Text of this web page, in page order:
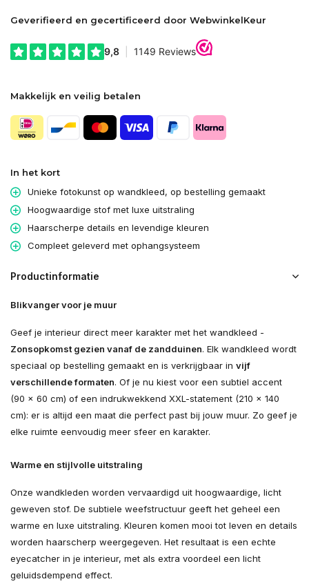
Geverifieerd en gecertificeerd door WebwinkelKeur
Makkelijk en veilig betalen
In het kort
Unieke fotokunst op wandkleed, op bestelling gemaakt
Hoogwaardige stof met luxe uitstraling
Haarscherpe details en levendige kleuren
Compleet geleverd met ophangsysteem
Productinformatie
Blikvanger voor je muur
Geef je interieur direct meer karakter met het wandkleed -
Zonsopkomst gezien vanaf de zandduinen. Elk wandkleed wordt
speciaal op bestelling gemaakt en is verkrijgbaar in vijf
verschillende formaten. Of je nu kiest voor een subtiel accent
(90 × 60 cm) of een indrukwekkend XXL-statement (210 × 140
cm): er is altijd een maat die perfect past bij jouw muur. Zo geef je
elke ruimte eenvoudig meer sfeer en karakter.
Warme en stijlvolle uitstraling
Onze wandkleden worden vervaardigd uit hoogwaardige, licht
geweven stof. De subtiele weefstructuur geeft het geheel een
warme en luxe uitstraling. Kleuren komen mooi tot leven en details
worden haarscherp weergegeven. Het resultaat is een echte
eyecatcher in je interieur, met als extra voordeel een licht
geluidsdempend effect.